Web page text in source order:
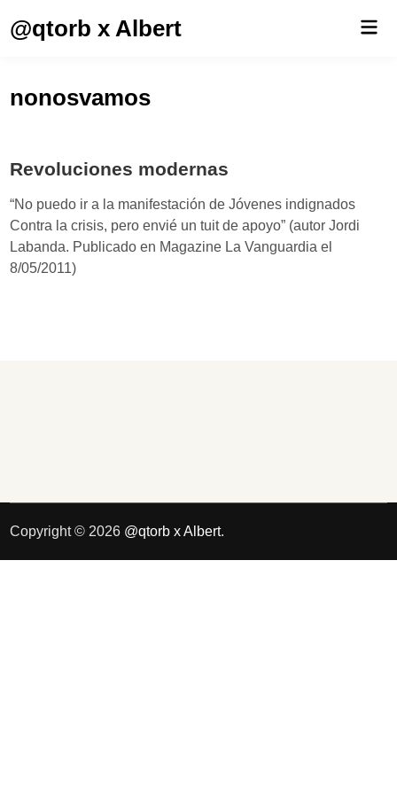
@qtorb x Albert
nonosvamos
Revoluciones modernas
“No puedo ir a la manifestación de Jóvenes indignados
Contra la crisis, pero envié un tuit de apoyo” (autor Jordi
Labanda. Publicado en Magazine La Vanguardia el
8/05/2011)
Copyright © 2026 @qtorb x Albert.